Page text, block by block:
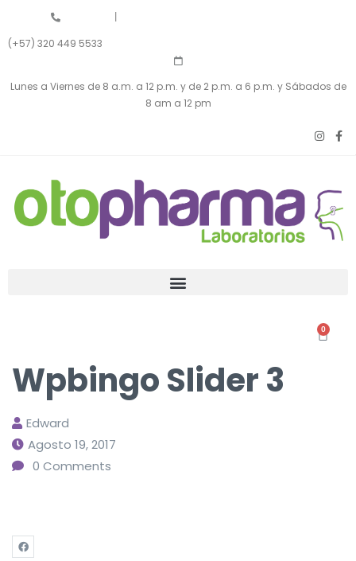
(+57) 320 449 5533
|
Lunes a Viernes de 8 a.m. a 12 p.m. y de 2 p.m. a 6 p.m. y Sábados de
8 am a 12 pm
0
Wpbingo Slider 3
Edward
Agosto 19, 2017
0 Comments